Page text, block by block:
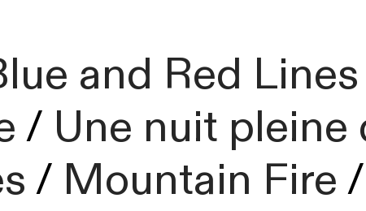
and Red Lines
/ Une nuit pleine
/ Mountain Fire/